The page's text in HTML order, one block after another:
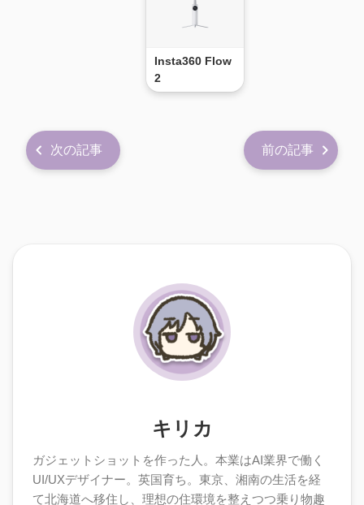
Insta360 Flow
2
次の記事 前の記事
キリカ
ガジェットショットを作った人。本業はAI業界で働く
UI/UXデザイナー。英国育ち。東京、湘南の生活を経
て北海道へ移住し、理想の住環境を整えつつ乗り物趣